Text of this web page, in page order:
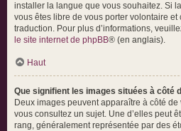
installer la langue que vous souhaitez. Si
vous êtes libre de vous porter volontaire
traduction. Pour plus d’informations,
le site internet de phpBB® (en anglais).
Haut
Que signifient les images situées à côté
Deux images peuvent apparaître à côté de
vous consultez un sujet. Une d’elles peut
rang, généralement représentée par des